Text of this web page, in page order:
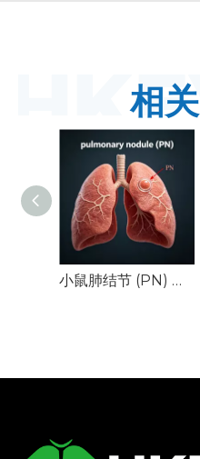
相关
小鼠肺结节 (PN) 模型